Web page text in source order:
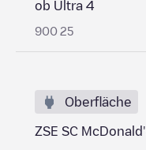
ob Ultra 4
900 25
Oberfläche
ZSE SC